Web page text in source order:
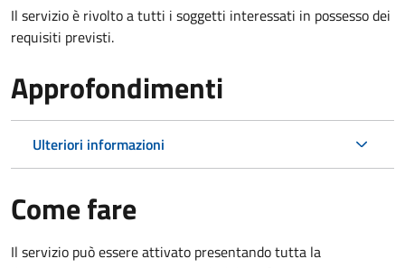
Il servizio è rivolto a tutti i soggetti interessati in possesso dei
requisiti previsti.
Approfondimenti
Ulteriori informazioni
Come fare
Il servizio può essere attivato presentando tutta la